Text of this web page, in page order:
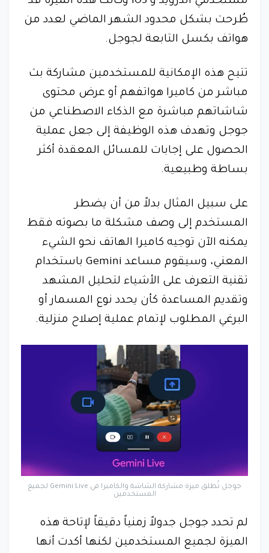
طُرحت بشكل محدود الشهر الماضي لعدد من
هواتف بكسل التابعة لجوجل.
تتيح هذه الإمكانية للمستخدمين مشاركة بث
مباشر من كاميرا هواتفهم أو عرض محتوى
شاشاتهم مباشرة مع الذكاء الاصطناعي من
جوجل وتهدف هذه الوظيفة إلى جعل عملية
الحصول على إجابات للمسائل المعقدة أكثر
بساطة وطبيعية.
على سبيل المثال بدلاً من أن يضطر
المستخدم إلى وصف مشكلة ما بصوته فقط
يمكنه الآن توجيه كاميرا الهاتف نحو الشيء
المعني، وسيقوم مساعد Gemini باستخدام
تقنية التعرف على الأشياء لتحليل المشهد
وتقديم المساعدة كأن يحدد نوع المسمار أو
البرغي المطلوب لإتمام عملية إصلاح منزلية.
جوجل تُطلق ميزة مشاركة الشاشة والكاميرا في Gemini Live لجميع
المستخدمين
لم تحدد جوجل جدولاً زمنياً دقيقاً لإتاحة هذه
الميزة لجميع المستخدمين لكنها أكدت أنها